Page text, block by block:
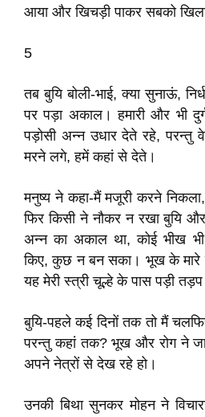
आया और खिचड़ी पाकर सबको
5
तब बुयि बोली-भाई, क्या सुनाऊं,
पर पड़ा अकाल। हमारी और भी
पड़ोसी अन्न उधार देते रहे,
मरने लगे, हमें कहां से देते।
मनुष्य ने कहा-मैं मजूरी करने निकला,
फिर किसी ने नौकर न रखा बुयि
अन्न का अकाल था, कोई भीख
किए, कुछ न बन सका। भूख के मारे
यह मेरी स्त्री चूल्हे के पास पड़ी तड़प
बुयि-पहले कई दिनों तक तो मैं
परन्तु कहां तक? भूख और रोग ने
अपने नेत्रों से देख रहे हो।
उनकी बिथा सुनकर मोहन ने